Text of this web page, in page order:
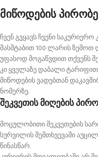
მიწოდების
ჩვენ გვყავს ჩვენი
მასშტაბით 100 ლარის
უფასოდ მოგაწვდით თქვენს
კი ყველაზე დაბალი
მიწოდების ვადებთან
ნომერზე.
შეკვეთის მიღების
მოცულობითი შეკვეთების
სურვილის შემთხვევაში
წინასწარ.